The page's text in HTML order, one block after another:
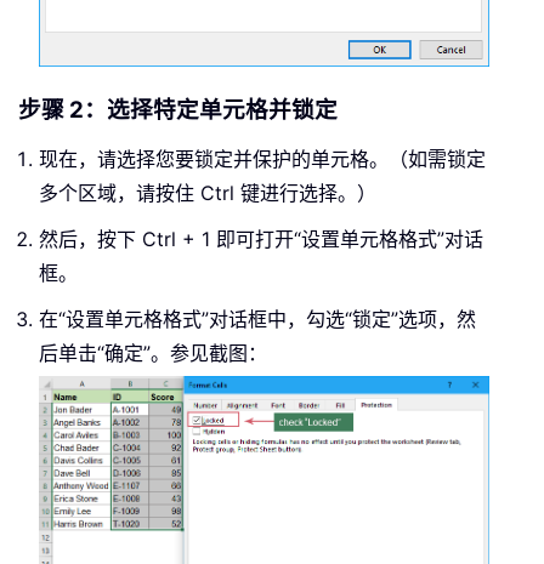
步骤 2：选择特定单元格并锁定
现在，请选择您要锁定并保护的单元格。（如需锁定
多个区域，请按住 Ctrl 键进行选择。）
然后，按下 Ctrl + 1 即可打开“设置单元格格式”对话
框。
在“设置单元格格式”对话框中，勾选“锁定”选项，然
后单击“确定”。参见截图：